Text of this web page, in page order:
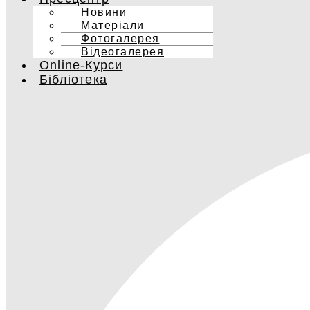
Новини
Матеріали
Фотогалерея
Відеогалерея
Online-Курси
Бібліотека